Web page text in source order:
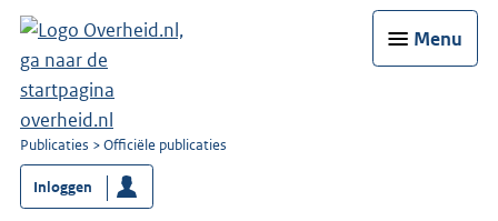
Menu
U
bent
nu
hier:
Publicaties Officiële publicaties
Inloggen